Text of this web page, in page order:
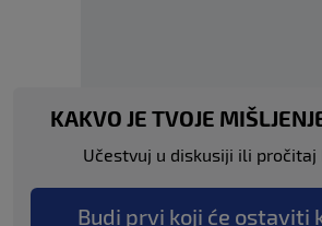
KAKVO JE TVOJE
Učestvuj u diskusiji ili pročitaj
Budi prvi koji će ostaviti